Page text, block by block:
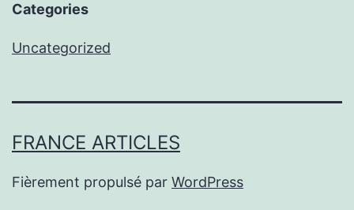
Categories
Uncategorized
FRANCE ARTICLES
Fièrement propulsé par WordPress